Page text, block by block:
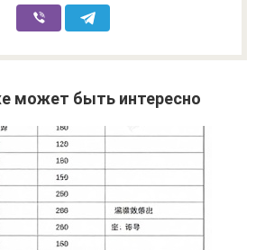
может быть интересно